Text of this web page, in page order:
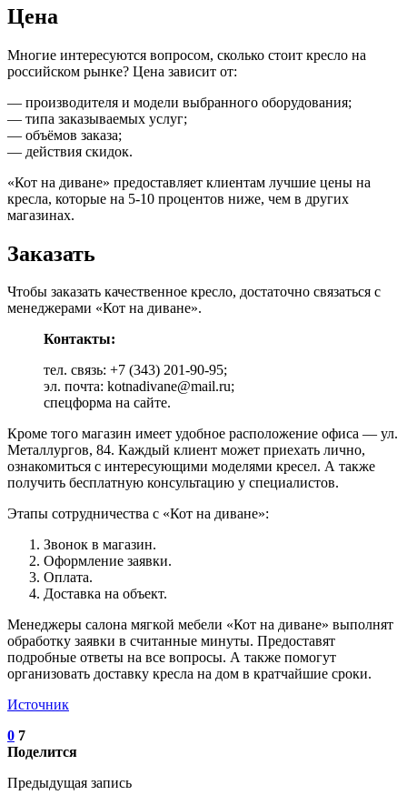
Цена
Многие интересуются вопросом, сколько стоит кресло на
российском рынке? Цена зависит от:
— производителя и модели выбранного оборудования;
— типа заказываемых услуг;
— объёмов заказа;
— действия скидок.
«Кот на диване» предоставляет клиентам лучшие цены на
кресла, которые на 5-10 процентов ниже, чем в других
магазинах.
Заказать
Чтобы заказать качественное кресло, достаточно связаться с
менеджерами «Кот на диване».
Контакты:
тел. связь: +7 (343) 201-90-95;
эл. почта: kotnadivane@mail.ru;
спецформа на сайте.
Кроме того магазин имеет удобное расположение офиса — ул.
Металлургов, 84. Каждый клиент может приехать лично,
ознакомиться с интересующими моделями кресел. А также
получить бесплатную консультацию у специалистов.
Этапы сотрудничества с «Кот на диване»:
Звонок в магазин.
Оформление заявки.
Оплата.
Доставка на объект.
Менеджеры салона мягкой мебели «Кот на диване» выполнят
обработку заявки в считанные минуты. Предоставят
подробные ответы на все вопросы. А также помогут
организовать доставку кресла на дом в кратчайшие сроки.
Источник
0 7
Поделится
Предыдущая запись